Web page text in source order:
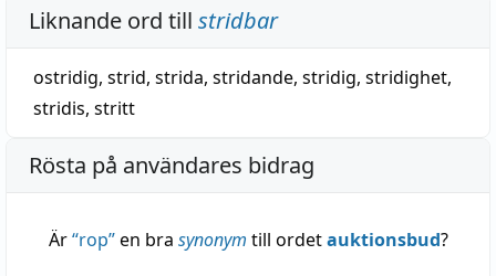
Liknande ord till stridbar
ostridig, strid, strida, stridande, stridig, stridighet,
stridis, stritt
Rösta på användares bidrag
Är“rop”en bra synonym till ordetauktionsbud?